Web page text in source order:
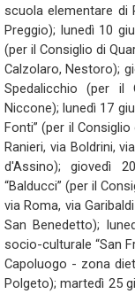
scuola elementare di
Preggio); lunedì 10
(per il Consiglio di
Calzolaro, Nestoro);
Spedalicchio (per
Niccone); lunedì 17
Fonti” (per il
Ranieri, via Boldrini,
d'Assino); giovedì
“Balducci” (per il
via Roma, via
San Benedetto);
socio-culturale “San
Capoluogo - zona
Polgeto); martedì 25